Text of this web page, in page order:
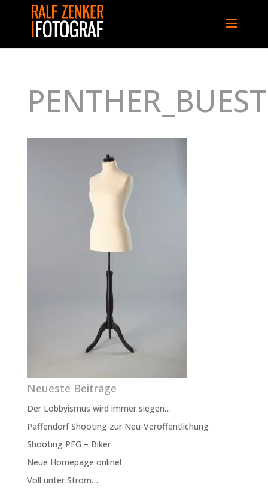
Neueste Beiträge
Der Lobbyismus wird immer siegen…
Paffendorf Shooting zur Neu-Veröffentlichung
Shooting PFG – Biker
Neue Homepage online!
Voll unter Strom…